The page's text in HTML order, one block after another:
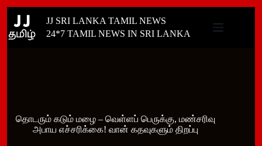
content
JJ SRI LANKA TAMIL NEWS
24*7 TAMIL NEWS IN SRI LANKA
தொடரும் கடும் மழை – வெள்ளப் பெருக்கு, மண்சரிவு
அபாய எச்சரிக்கை! வான் கதவுகளும் திறப்பு